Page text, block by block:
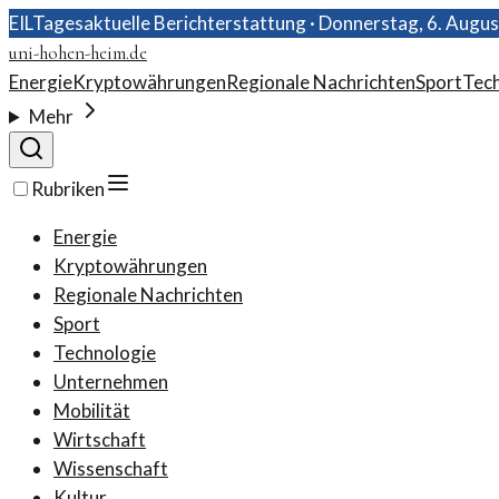
EILTagesaktuelle Berichterstattung · Donnerstag, 6.
uni-hohen-heim.de
EnergieKryptowährungenRegionale NachrichtenSport
Mehr
Rubriken
Energie
Kryptowährungen
Regionale Nachrichten
Sport
Technologie
Unternehmen
Mobilität
Wirtschaft
Wissenschaft